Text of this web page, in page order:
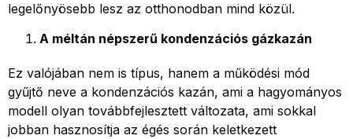
legelőnyösebb lesz az otthonodban mind közül.
A méltán népszerű kondenzációs gázkazán
Ez valójában nem is típus, hanem a működési mód
gyűjtő neve a kondenzációs kazán, ami a hagyományos
modell olyan továbbfejlesztett változata, ami sokkal
jobban hasznosítja az égés során keletkezett